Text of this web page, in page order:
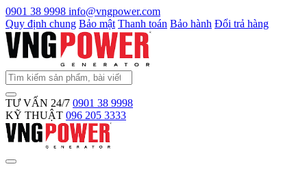
0901 38 9998 info@vngpower.com
Quy định chung Bảo mật Thanh toán Bảo hành Đổi trả hàng
TƯ VẤN 24/7 0901 38 9998
KỸ THUẬT 096 205 3333